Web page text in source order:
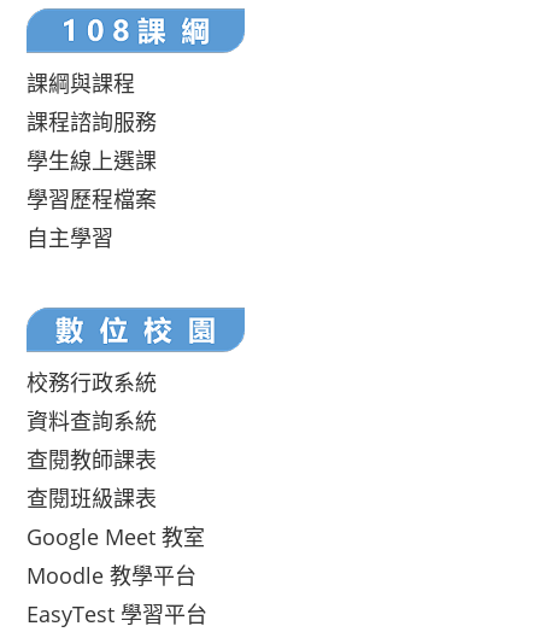
課綱與課程
課程諮詢服務
學生線上選課
學習歷程檔案
自主學習
校務行政系統
資料查詢系統
查閱教師課表
查閱班級課表
Google Meet 教室
Moodle 教學平台
EasyTest 學習平台